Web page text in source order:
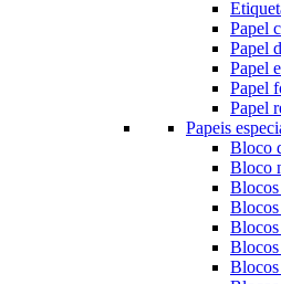
Papel
Papel
Papel
Papel
Papel
Papeis
Bloco
Bloco
Blocos
Blocos
Blocos
Blocos